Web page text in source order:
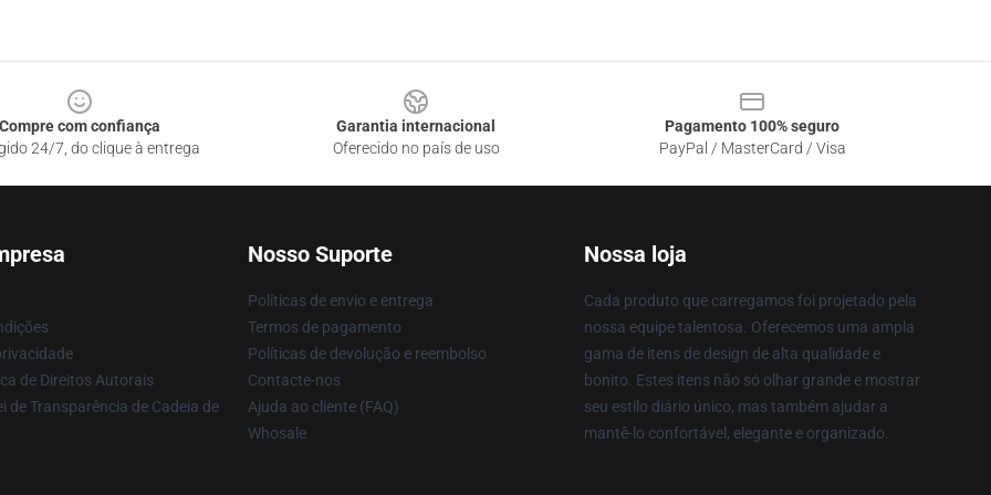
Compre com confiança
24/7, do clique à entrega
Garantia internacional
Oferecido no país de uso
Pagamento 100% seguro
PayPal / MasterCard / Visa
de Direitos Autorais
de Transparência de Cadeia de
Nosso Suporte
Políticas de envio e entrega
Termos de pagamento
Políticas de devolução e reembolso
Contacte-nos
Ajuda ao cliente (FAQ)
Whosale
Nossa loja
Cada produto que carregamos foi projetado pela
nossa equipe talentosa. Oferecemos uma ampla
gama de itens de design de alta qualidade e
bonito. Estes itens não só olhar grande e mostrar
seu estilo diário único, mas também ajudar a
mantê-lo confortável, elegante e organizado.